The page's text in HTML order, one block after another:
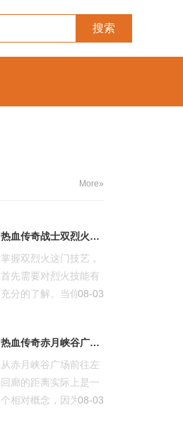
搜索
More»
热血传奇战士双烈火怎么操作
掌握双烈火这门技艺，
首先需要对烈火技能有
充分的了解。当你按下
08-03
热血传奇赤月峡谷广场去左回廊有多远
从赤月峡谷广场前往左
回廊的距离实际上是一
个相对概念，因为在游
08-03